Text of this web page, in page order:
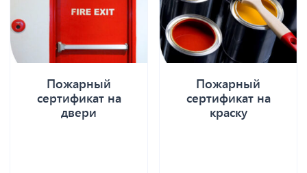
Пожарный
сертификат на
двери
Пожарный
сертификат на
краску